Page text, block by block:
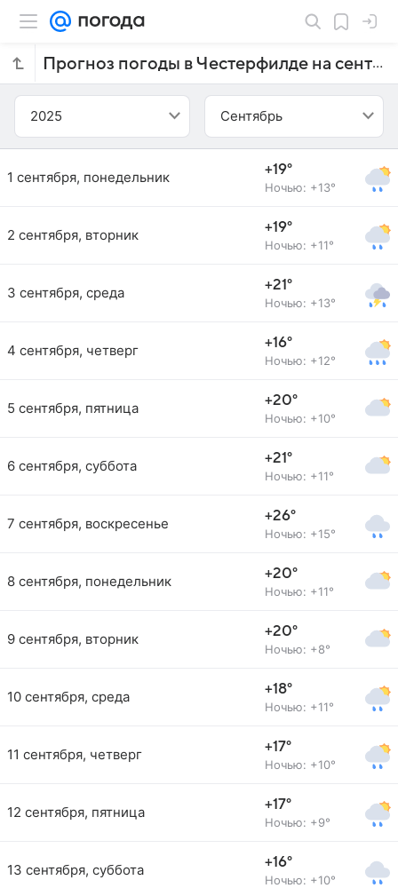
Прогноз погоды в Честерфилде на сентябрь 2025 года
2025 Сентябрь
1 сентября, понедельник +19°
Ночью: +13°
2 сентября, вторник +19°
Ночью: +11°
3 сентября, среда +21°
Ночью: +13°
4 сентября, четверг +16°
Ночью: +12°
5 сентября, пятница +20°
Ночью: +10°
6 сентября, суббота +21°
Ночью: +11°
7 сентября, воскресенье +26°
Ночью: +15°
8 сентября, понедельник +20°
Ночью: +11°
9 сентября, вторник +20°
Ночью: +8°
10 сентября, среда +18°
Ночью: +11°
11 сентября, четверг +17°
Ночью: +10°
12 сентября, пятница +17°
Ночью: +9°
13 сентября, суббота +16°
Ночью: +10°